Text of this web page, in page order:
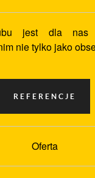
jest dla nas
nie tylko jako
Oferta